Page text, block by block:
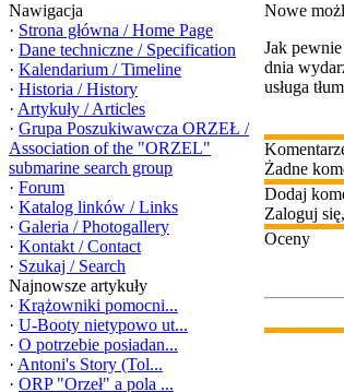
Nawigacja
· Strona główna / Home Page
· Dane techniczne / Specification
· Kalendarium / Timeline
· Historia / History
· Artykuły / Articles
· Grupa Poszukiwawcza ORZEŁ /
Association of the "ORZEL"
submarine search group
· Forum
· Katalog linków / Links
· Galeria / Photogallery
· Kontakt / Contact
· Szukaj / Search
Najnowsze artykuły
· Krążowniki pomocni...
· U-Booty nietypowo ut...
· O potrzebie posiadan...
· Antoni's Story (Tol...
· ORP "Orzeł" a pola ...
Nowe
Jak
dnia
usługa
Żadne
Dodaj
Zaloguj
Oceny